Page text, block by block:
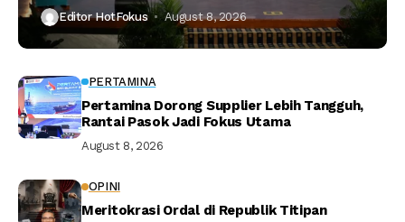
Editor HotFokus August 8, 2026
PERTAMINA
Pertamina Dorong Supplier Lebih Tangguh,
Rantai Pasok Jadi Fokus Utama
August 8, 2026
OPINI
Meritokrasi Ordal di Republik Titipan